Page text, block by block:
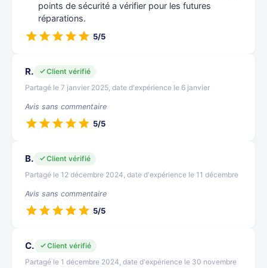
points de sécurité a vérifier pour les futures
réparations.
5/5
R.
Client vérifié
Partagé le 7 janvier 2025, date d'expérience le 6 janvier
Avis sans commentaire
5/5
B.
Client vérifié
Partagé le 12 décembre 2024, date d'expérience le 11 décembre
Avis sans commentaire
5/5
C.
Client vérifié
Partagé le 1 décembre 2024, date d'expérience le 30 novembre